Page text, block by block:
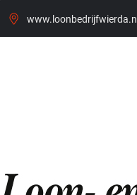
www.loonbedrijfwierda.nl